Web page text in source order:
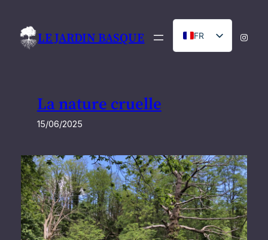
contenuLE JARDIN BASQUE
FR
NL
La nature cruelle
15/06/2025